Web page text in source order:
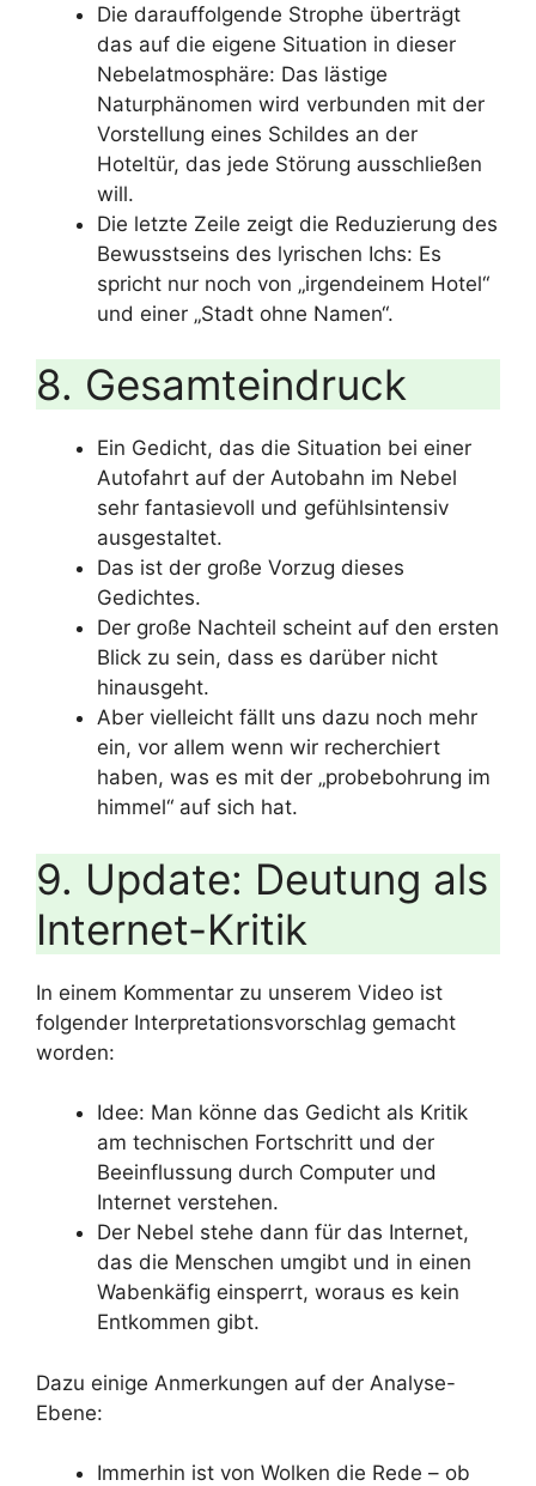
Die darauffolgende Strophe überträgt
das auf die eigene Situation in dieser
Nebelatmosphäre: Das lästige
Naturphänomen wird verbunden mit der
Vorstellung eines Schildes an der
Hoteltür, das jede Störung ausschließen
will.
Die letzte Zeile zeigt die Reduzierung des
Bewusstseins des lyrischen Ichs: Es
spricht nur noch von „irgendeinem Hotel“
und einer „Stadt ohne Namen“.
8. Gesamteindruck
Ein Gedicht, das die Situation bei einer
Autofahrt auf der Autobahn im Nebel
sehr fantasievoll und gefühlsintensiv
ausgestaltet.
Das ist der große Vorzug dieses
Gedichtes.
Der große Nachteil scheint auf den ersten
Blick zu sein, dass es darüber nicht
hinausgeht.
Aber vielleicht fällt uns dazu noch mehr
ein, vor allem wenn wir recherchiert
haben, was es mit der „probebohrung im
himmel“ auf sich hat.
9. Update: Deutung als
Internet-Kritik
In einem Kommentar zu unserem Video ist
folgender Interpretationsvorschlag gemacht
worden:
Idee: Man könne das Gedicht als Kritik
am technischen Fortschritt und der
Beeinflussung durch Computer und
Internet verstehen.
Der Nebel stehe dann für das Internet,
das die Menschen umgibt und in einen
Wabenkäfig einsperrt, woraus es kein
Entkommen gibt.
Dazu einige Anmerkungen auf der Analyse-
Ebene:
Immerhin ist von Wolken die Rede – ob